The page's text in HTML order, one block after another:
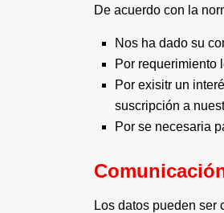
De acuerdo con la
Nos ha dado su
Por requerimiento
Por exisitr un
suscripción a
Por se necesaria
Los datos pueden ser